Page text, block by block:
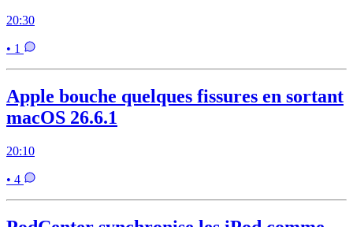
20:30
• 1
Apple bouche quelques fissures en sortant
macOS 26.6.1
20:10
• 4